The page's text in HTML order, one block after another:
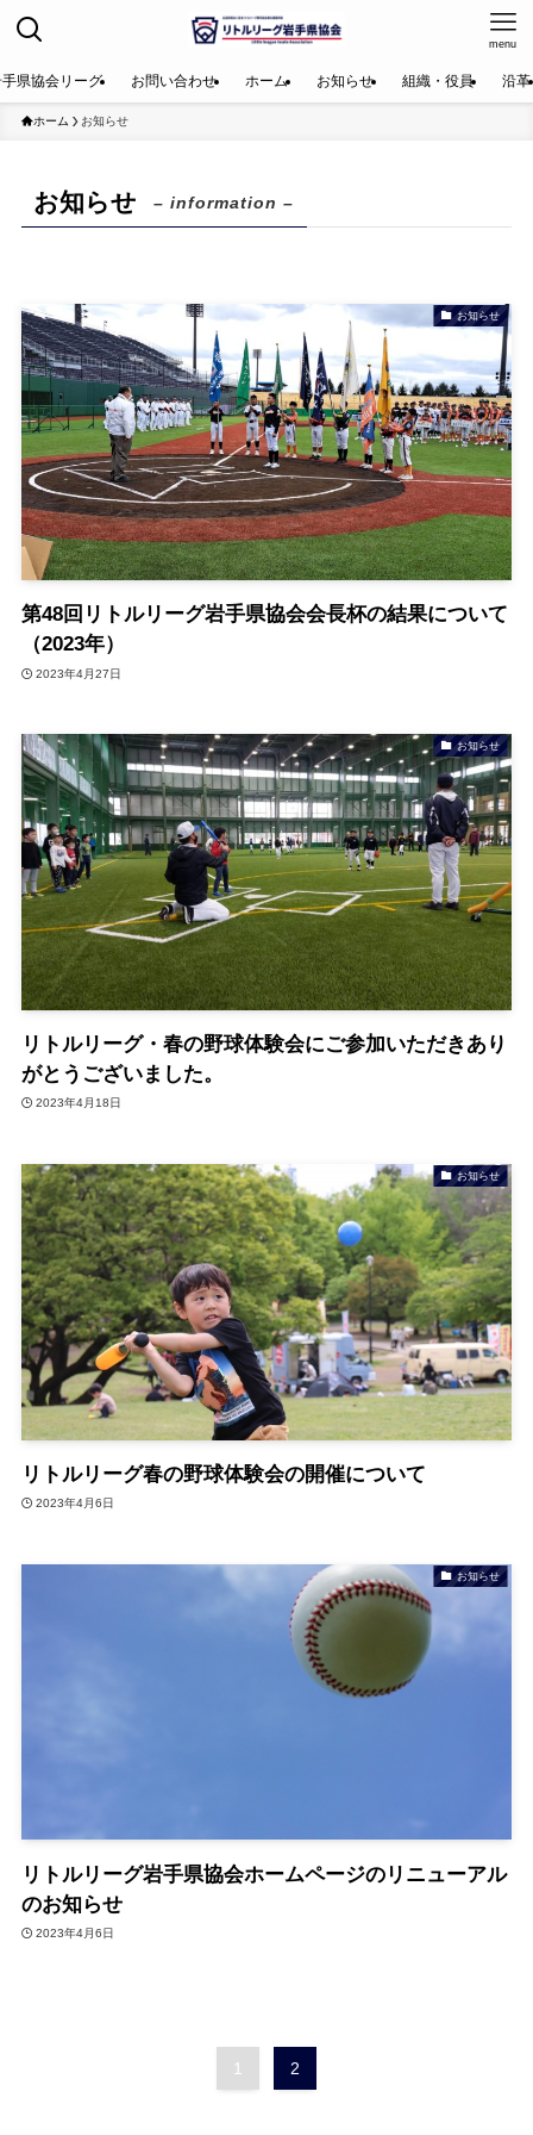
menu
県協会リーグ お問い合わせ ホーム お知らせ 組織・役員 沿革
ホーム お知らせ
お知らせ – information –
お知らせ
第48回リトルリーグ岩手県協会会長杯の結果について
（2023年）
2023年4月27日
お知らせ
リトルリーグ・春の野球体験会にご参加いただきあり
がとうございました。
2023年4月18日
お知らせ
リトルリーグ春の野球体験会の開催について
2023年4月6日
お知らせ
リトルリーグ岩手県協会ホームページのリニューアル
のお知らせ
2023年4月6日
1 2